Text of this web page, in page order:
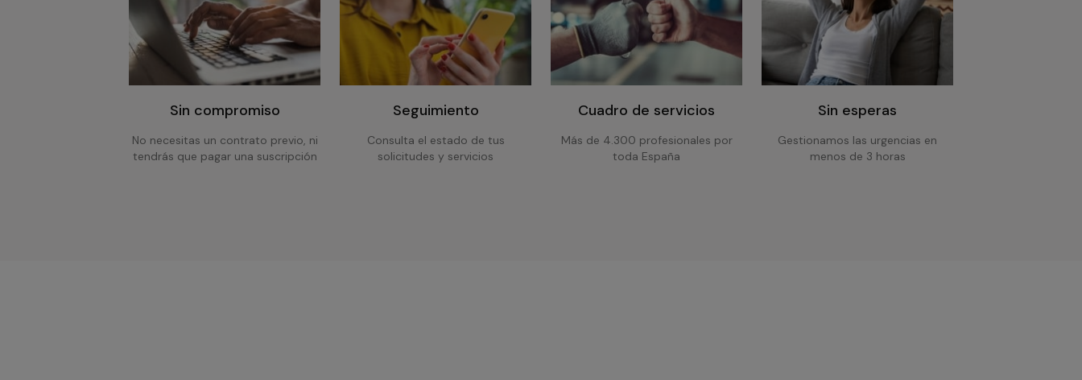
Sin compromiso
No necesitas un contrato previo, ni
tendrás que pagar una suscripción
Seguimiento
Consulta el estado de tus
solicitudes y servicios
Cuadro de servicios
Más de 4.300 profesionales por
toda España
Sin esperas
Gestionamos las urgencias en
menos de 3 horas